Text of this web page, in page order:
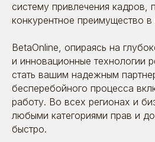
систему привлечения кадров,
конкурентное преимущество
BetaOnline, опираясь на
и инновационные технологии
стать вашим надежным
бесперебойного процесса
работу. Во всех регионах и
любыми категориями прав и
быстро.
информационных технологий: 1.01 ; 3.01 ; 26.01